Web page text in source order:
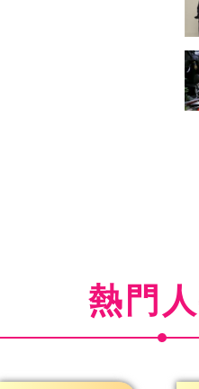
熱門